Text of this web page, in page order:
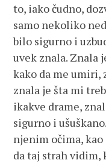
to, iako čudno,
samo nekoliko
bilo sigurno i
uvek znala. Znala
kako da me umiri,
znala je šta mi
ikakve drame,
sigurno i
njenim očima,
da taj strah vidim,